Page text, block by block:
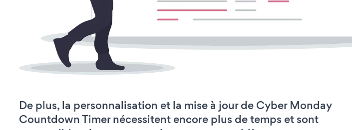
De plus, la personnalisation et la mise à jour de Cyber Monday
Countdown Timer nécessitent encore plus de temps et sont